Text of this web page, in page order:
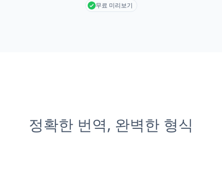
무료 미리보기
정확한 번역, 완벽한 형식